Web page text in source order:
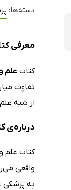
دسته‌ها:
معرفی
کتاب علم
تفاوت
از شبه
درباره‌ی
کتاب علم
واقعی
به پزشکی